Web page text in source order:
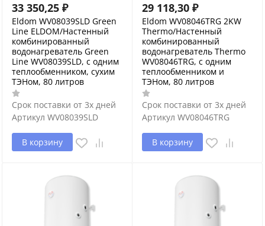
33 350,25 ₽
Eldom WV08039SLD Green
Line ELDOM/Настенный
комбинированный
водонагреватель Green
Line WV08039SLD, с одним
теплообменником, сухим
ТЭНом, 80 литров
Срок поставки от 3х дней
Артикул WV08039SLD
В корзину
29 118,30 ₽
Eldom WV08046TRG 2KW
Thermo/Настенный
комбинированный
водонагреватель Thermo
WV08046TRG, с одним
теплообменником и
ТЭНом, 80 литров
Срок поставки от 3х дней
Артикул WV08046TRG
В корзину